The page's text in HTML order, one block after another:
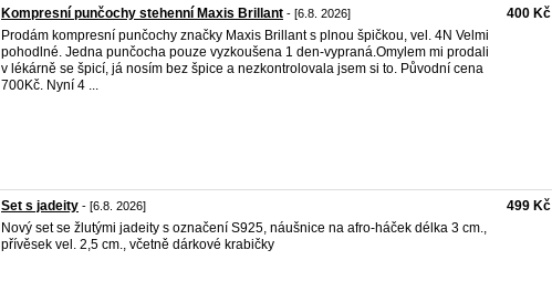
Kompresní punčochy stehenní Maxis Brillant - [6.8. 2026]
Prodám kompresní punčochy značky Maxis Brillant s plnou špičkou, vel. 4N Velmi
pohodlné. Jedna punčocha pouze vyzkoušena 1 den-vypraná.Omylem mi prodali
v lékárně se špicí, já nosím bez špice a nezkontrolovala jsem si to. Původní cena
700Kč. Nyní 4 ...
400 Kč
Set s jadeity - [6.8. 2026]
Nový set se žlutými jadeity s označení S925, náušnice na afro-háček délka 3 cm.,
přívěsek vel. 2,5 cm., včetně dárkové krabičky
499 Kč